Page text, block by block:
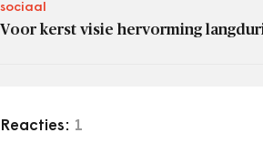
sociaal
Voor kerst visie hervorming
Reacties: 1